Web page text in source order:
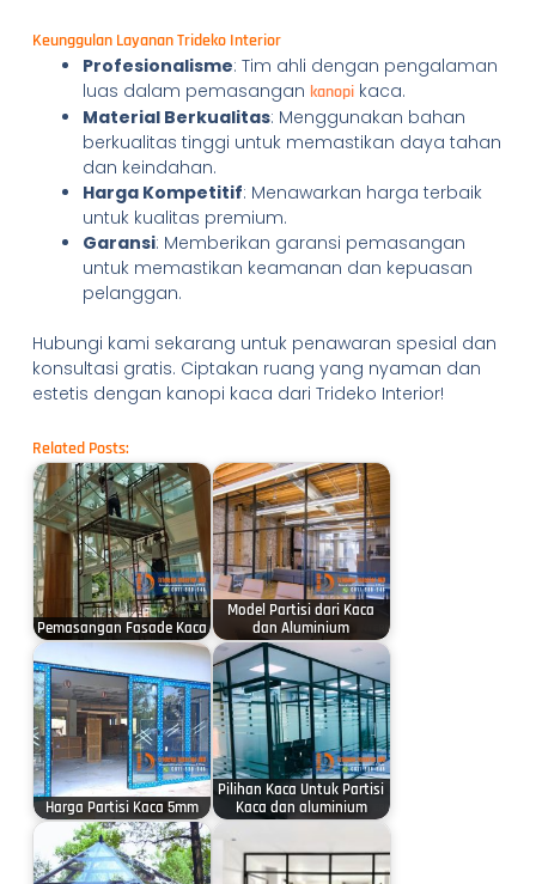
Keunggulan Layanan Trideko Interior
Profesionalisme: Tim ahli dengan pengalaman
luas dalam pemasangan kanopikaca.
Material Berkualitas: Menggunakan bahan
berkualitas tinggi untuk memastikan daya tahan
dan keindahan.
Harga Kompetitif: Menawarkan harga terbaik
untuk kualitas premium.
Garansi: Memberikan garansi pemasangan
untuk memastikan keamanan dan kepuasan
pelanggan.
Hubungi kami sekarang untuk penawaran spesial dan
konsultasi gratis. Ciptakan ruang yang nyaman dan
estetis dengan kanopi kaca dari Trideko Interior!
Related Posts:
Pemasangan Fasade Kaca
Model Partisi dari Kaca
dan Aluminium
Harga Partisi Kaca 5mm
Pilihan Kaca Untuk Partisi
Kaca dan aluminium